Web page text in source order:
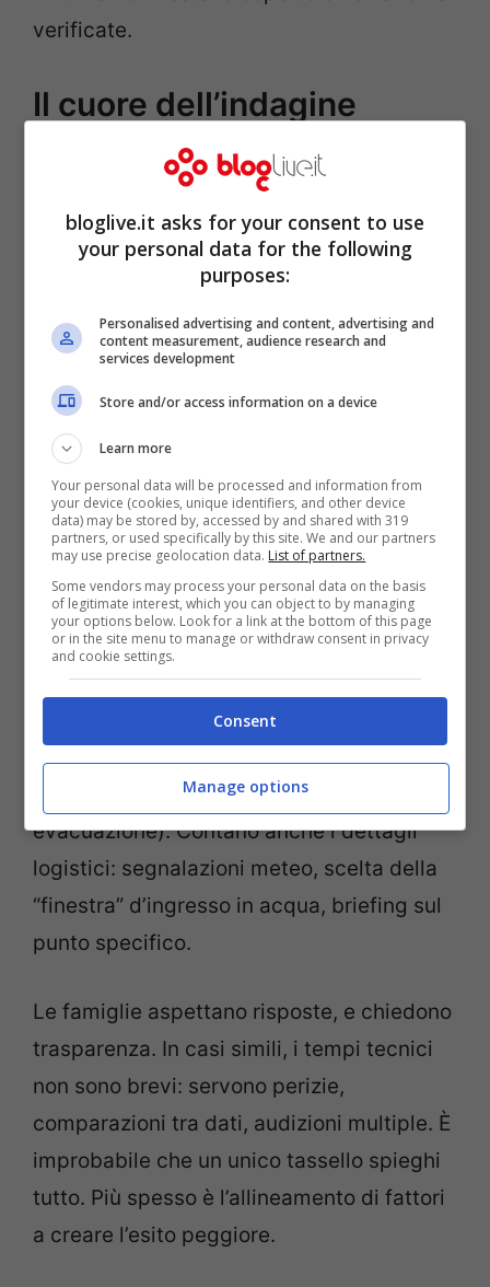
verificate.
Il cuore dell’indagine
Il ruolo dell’Università di Genova
perché la crociera era legata a una
spedizione scientifica. Gli inquirenti
vogliono capire l’assetto organizzativo: chi
pianificava le immersioni, chi le guidava,
quale rapporto c’era tra attività di ricerca e
sicurezza subacquea. Contano i numeri:
quanti partecipanti, quanti istruttori o
guide, quali protocolli di emergenza a
bordo (ossigeno, kit, tempi di
evacuazione). Contano anche i dettagli
logistici: segnalazioni meteo, scelta della
“finestra” d’ingresso in acqua, briefing sul
punto specifico.
Le famiglie aspettano risposte, e chiedono
trasparenza. In casi simili, i tempi tecnici
non sono brevi: servono perizie,
comparazioni tra dati, audizioni multiple. È
improbabile che un unico tassello spieghi
tutto. Più spesso è l’allineamento di fattori
a creare l’esito peggiore.
bloglive.it asks for your consent to use
your personal data for the following
purposes:
Personalised advertising and content, advertising and
content measurement, audience research and
services development
Store and/or access information on a device
Learn more
Your personal data will be processed and information from
your device (cookies, unique identifiers, and other device
data) may be stored by, accessed by and shared with 319
partners, or used specifically by this site. We and our partners
may use precise geolocation data. List of partners.
Some vendors may process your personal data on the basis
of legitimate interest, which you can object to by managing
your options below. Look for a link at the bottom of this page
or in the site menu to manage or withdraw consent in privacy
and cookie settings.
Consent
Manage options